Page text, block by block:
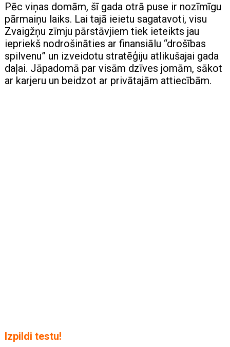
Pēc viņas domām, šī gada otrā puse ir nozīmīgu
pārmaiņu laiks. Lai tajā ieietu sagatavoti, visu
Zvaigžņu zīmju pārstāvjiem tiek ieteikts jau
iepriekš nodrošināties ar finansiālu “drošības
spilvenu” un izveidotu stratēģiju atlikušajai gada
daļai. Jāpadomā par visām dzīves jomām, sākot
ar karjeru un beidzot ar privātajām attiecībām.
Izpildi testu!